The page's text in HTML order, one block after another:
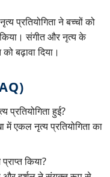
प्रतियोगिता ने बच्चों को
संगीत और नृत्य के
बढ़ावा दिया।
प्रतियोगिता हुई?
में एकल नृत्य प्रतियोगिता का
किया?